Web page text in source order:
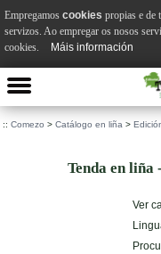
:: Comezo > Catálogo en liña >
Tenda en
Ver
Empregamos cookies propias e de
servizos. Ao empregar os nosos
cookies.
Máis información